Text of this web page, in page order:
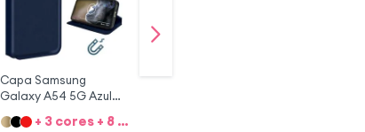
Capa Samsung
Galaxy A54 5G Azul
escuro
+ 3 cores + 8 Opções